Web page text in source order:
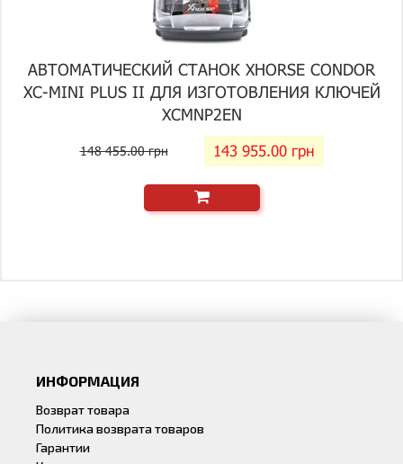
АВТОМАТИЧЕСКИЙ СТАНОК XHORSE CONDOR
XC-MINI PLUS II ДЛЯ ИЗГОТОВЛЕНИЯ КЛЮЧЕЙ
XCMNP2EN
148 455.00 грн 143 955.00 грн
ИНФОРМАЦИЯ
Возврат товара
Политика возврата товаров
Гарантии